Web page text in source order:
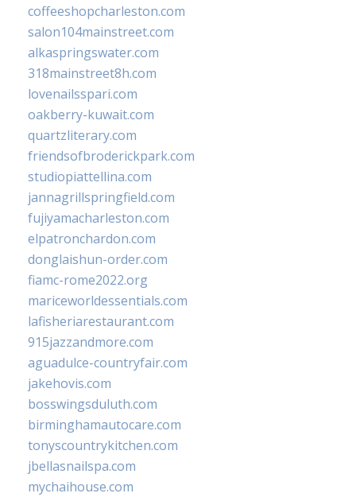
coffeeshopcharleston.com
salon104mainstreet.com
alkaspringswater.com
318mainstreet8h.com
lovenailsspari.com
oakberry-kuwait.com
quartzliterary.com
friendsofbroderickpark.com
studiopiattellina.com
jannagrillspringfield.com
fujiyamacharleston.com
elpatronchardon.com
donglaishun-order.com
fiamc-rome2022.org
mariceworldessentials.com
lafisheriarestaurant.com
915jazzandmore.com
aguadulce-countryfair.com
jakehovis.com
bosswingsduluth.com
birminghamautocare.com
tonyscountrykitchen.com
jbellasnailspa.com
mychaihouse.com